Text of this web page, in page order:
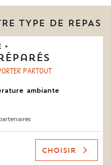
TYPE DE REPAS
•
PARTOUT
ambiante
Choisir